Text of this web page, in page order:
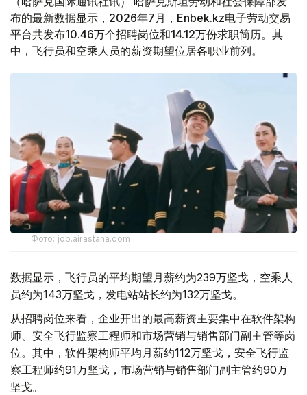
布的最新数据显示，2026年7月，Enbek.kz电子劳动交易
平台共发布10.46万个招聘岗位和14.12万份求职简历。其
中，飞行员和空乘人员的薪资期望位居各职业前列。
Фото: job.airastana.com
数据显示，飞行员的平均期望月薪约为239万坚戈，空乘人
员约为143万坚戈，发电站站长约为132万坚戈。
从招聘岗位来看，企业开出的最高薪资主要集中在软件架构
师、安全飞行监察工程师和市场营销与销售部门副主管等岗
位。其中，软件架构师平均月薪约112万坚戈，安全飞行监
察工程师约91万坚戈，市场营销与销售部门副主管约90万
坚戈。